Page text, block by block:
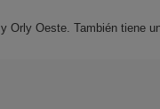
Orly Oeste. También tiene